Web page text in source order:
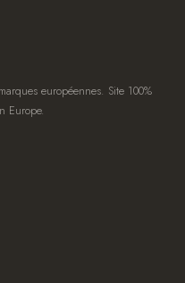
européennes. Site 100%
Europe.